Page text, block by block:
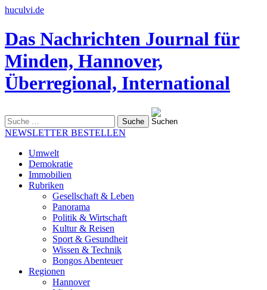
huculvi.de
Das Nachrichten Journal für
Minden, Hannover,
Überregional, International
nach:
NEWSLETTER BESTELLEN
Umwelt
Demokratie
Immobilien
Rubriken
Gesellschaft & Leben
Panorama
Politik & Wirtschaft
Kultur & Reisen
Sport & Gesundheit
Wissen & Technik
Bongos Abenteuer
Regionen
Hannover